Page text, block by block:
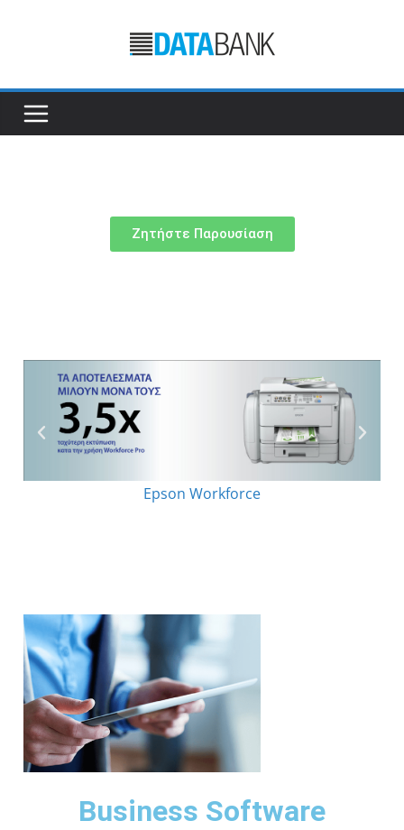
Ζητήστε Παρουσίαση
Epson Workforce
Business Software